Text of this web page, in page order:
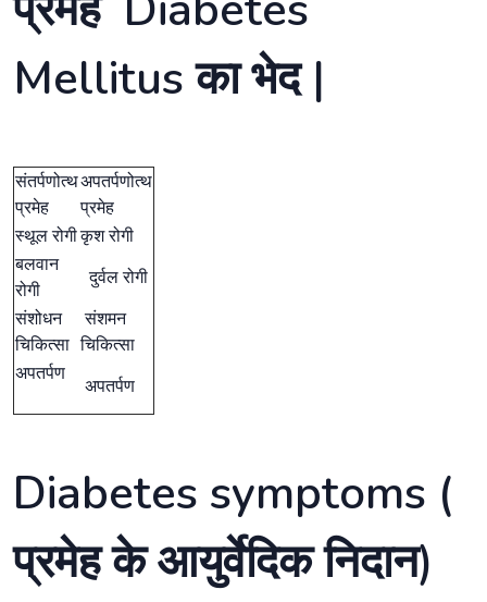
Mellitus का भेद |
संतर्पणोत्थ
प्रमेह
अपतर्पणोत्थ
प्रमेह
स्थूल रोगीकृश रोगी
बलवान
रोगी
दुर्वल रोगी
संशोधन
चिकित्सा
संशमन
चिकित्सा
अपतर्पण
अपतर्पण
Diabetes symptoms (
प्रमेह के आयुर्वेदिक निदान)